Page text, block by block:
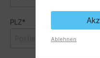
PLZ* Ort*
Ablehnen